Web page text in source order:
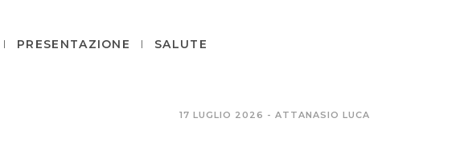
PRESENTAZIONE SALUTE
17 LUGLIO 2026 - ATTANASIO LUCA